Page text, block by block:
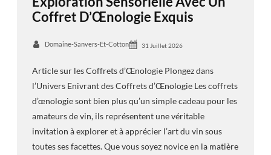
Coffret D’Œnologie Exquis
Domaine-Sanvers-Et-Cotton 31 Juillet 2026
Article sur les Coffrets d’Œnologie Plongez dans
l’Univers Enivrant des Coffrets d’Œnologie Les coffrets
d’œnologie sont bien plus qu’un simple cadeau pour les
amateurs de vin, ils représentent une véritable
invitation à explorer et à apprécier l’art du vin sous
toutes ses facettes. Que vous soyez novice en la matière